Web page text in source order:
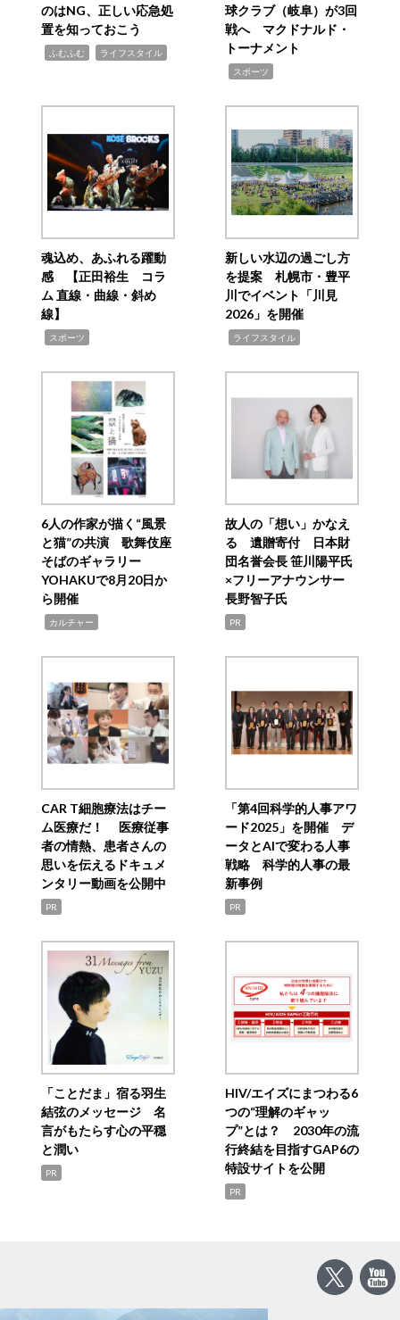
のはNG、正しい応急処
置を知っておこう
ふむふむ ライフスタイル
球クラブ（岐阜）が3回
戦へ マクドナルド・
トーナメント
スポーツ
魂込め、あふれる躍動
感 【正田裕生 コラ
ム 直線・曲線・斜め
線】
スポーツ
新しい水辺の過ごし方
を提案 札幌市・豊平
川でイベント「川見
2026」を開催
ライフスタイル
6人の作家が描く“風景
と猫”の共演 歌舞伎座
そばのギャラリー
YOHAKUで8月20日か
ら開催
カルチャー
故人の「想い」かなえ
る 遺贈寄付 日本財
団名誉会長 笹川陽平氏
×フリーアナウンサー
長野智子氏
PR
CAR T細胞療法はチー
ム医療だ！ 医療従事
者の情熱、患者さんの
思いを伝えるドキュメ
ンタリー動画を公開中
PR
「第4回科学的人事アワ
ード2025」を開催 デ
ータとAIで変わる人事
戦略 科学的人事の最
新事例
PR
「ことだま」宿る羽生
結弦のメッセージ 名
言がもたらす心の平穏
と潤い
PR
HIV/エイズにまつわる6
つの“理解のギャッ
プ”とは？ 2030年の流
行終結を目指すGAP6の
特設サイトを公開
PR